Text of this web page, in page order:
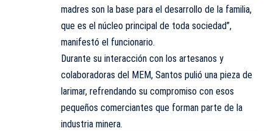
madres son la base para el desarrollo de la familia,
que es el núcleo principal de toda sociedad”,
manifestó el funcionario.
Durante su interacción con los artesanos y
colaboradoras del MEM, Santos pulió una pieza de
larimar, refrendando su compromiso con esos
pequeños comerciantes que forman parte de la
industria minera.